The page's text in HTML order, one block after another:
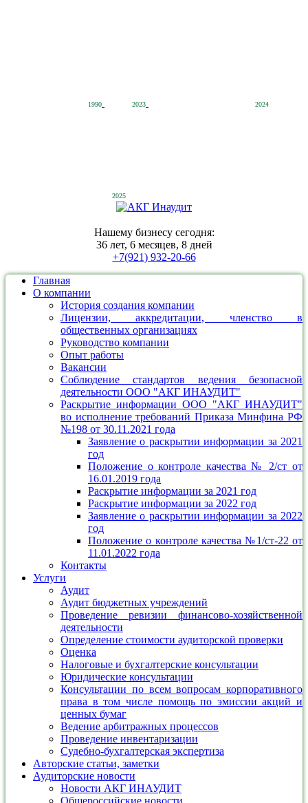
1990 2023 2024
2025
Нашему бизнесу сегодня:
36 лет, 6 месяцев, 8 дней
+7(921) 932-20-66
Главная
О компании
История создания компании
Лицензии, аккредитации, членство в
общественных организациях
Руководство компании
Опыт работы
Вакансии
Соблюдение стандартов ведения безопасной
деятельности ООО "АКГ ИНАУДИТ"
Раскрытие информации ООО "АКГ ИНАУДИТ"
во исполнение требований Приказа Минфина РФ
№198 от 30.11.2021 года
Заявление о раскрытии информации за 2021
год
Положение о контроле качества № 2/ст от
16.01.2019 года
Раскрытие информации за 2021 год
Раскрытие информации за 2022 год
Заявление о раскрытии информации за 2022
год
Положение о контроле качества №1/ст-22 от
11.01.2022 года
Контакты
Услуги
Аудит
Аудит бюджетных учреждений
Проведение ревизии финансово-хозяйственной
деятельности
Определение стоимости аудиторской проверки
Оценка
Налоговые и бухгалтерские консультации
Юридические консультации
Консультации по всем вопросам корпоративного
права в том числе помощь по эмиссии акций и
ценных бумаг
Ведение арбитражных процессов
Проведение инвентаризации
Судебно-бухгалтерская экспертиза
Авторские статьи, заметки
Аудиторские новости
Новости АКГ ИНАУДИТ